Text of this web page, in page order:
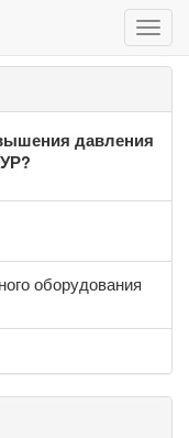
давления
оборудования